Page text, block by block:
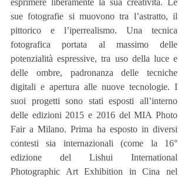
sue fotografie si muovono tra l’astratto, il
pittorico e l’iperrealismo. Una tecnica
fotografica portata al massimo delle
potenzialità espressive, tra uso della luce e
delle ombre, padronanza delle tecniche
digitali e apertura alle nuove tecnologie. I
suoi progetti sono stati esposti all’interno
delle edizioni 2015 e 2016 del MIA Photo
Fair a Milano. Prima ha esposto in diversi
contesti sia internazionali (come la 16°
edizione del Lishui International
Photographic Art Exhibition in Cina nel